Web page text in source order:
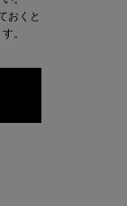
おくと
。